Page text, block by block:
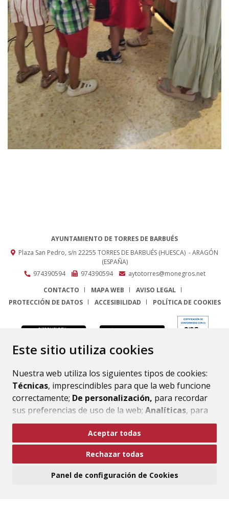
Este sitio utiliza cookies
Nuestra web utiliza los siguientes tipos de cookies:
Técnicas, imprescindibles para que la web funcione
correctamente; De personalización, para recordar
sus preferencias de uso de la web; Analíticas, para
mejorar el funcionamiento de la web y sus servicios.
Si acepta pulsando el botón“Aceptar todas”
consideramos que acepta su uso. Si pulsa el botón
ninguna acción, se guardarán las cookies técnicas
Aceptar todas
Rechazar todas
Panel de configuración de Cookies
AYUNTAMIENTO DE TORRES DE BARBUÉS
Plaza San Pedro, s/n 22255 TORRES DE BARBUÉS (HUESCA) - ARAGÓN
(ESPAÑA)
974390594
974390594
aytotorres@monegros.net
CONTACTO
MAPA WEB
AVISO LEGAL
PROTECCIÓN DE DATOS
ACCESIBILIDAD POLÍTICA DE COOKIES